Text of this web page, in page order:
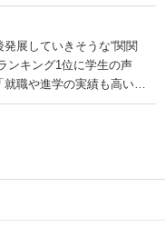
展していきそうな“関関
ンキング1位に学生の声
職や進学の実績も高い」